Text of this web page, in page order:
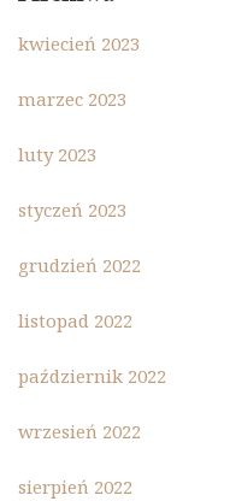
kwiecień 2023
marzec 2023
luty 2023
styczeń 2023
grudzień 2022
listopad 2022
październik 2022
wrzesień 2022
sierpień 2022